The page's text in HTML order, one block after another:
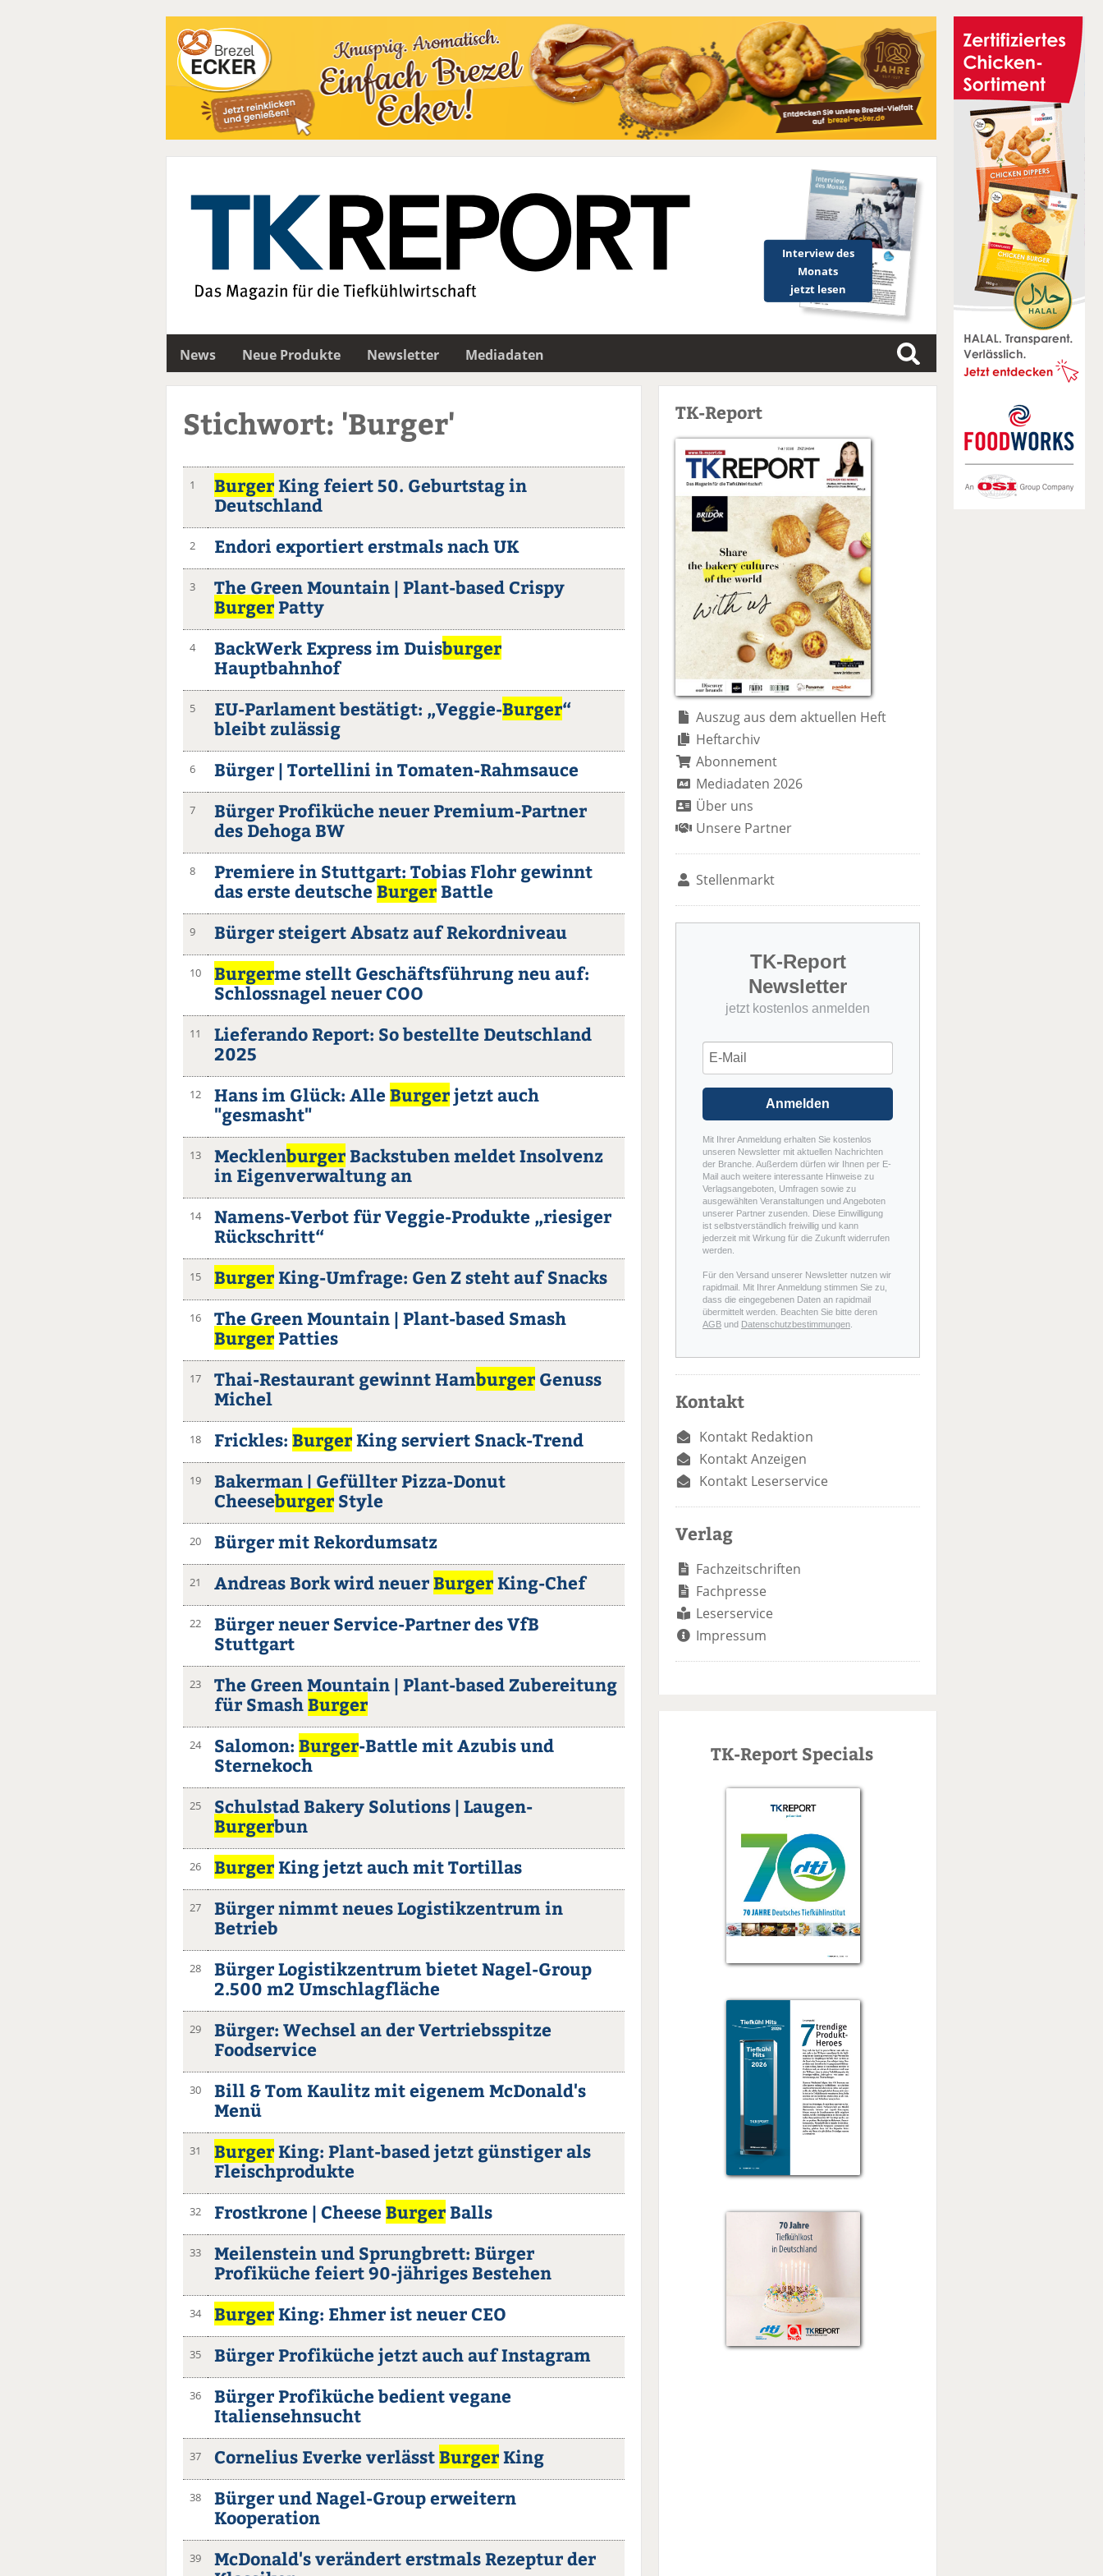
Interview des
Monats
jetzt lesen
News Neue Produkte Newsletter
Mediadaten
S
u
Stichwort: 'Burger'
1 BurgerKing feiert 50. Geburtstag in
Deutschland
2 Endori exportiert erstmals nach UK
3
The Green Mountain | Plant-based Crispy
BurgerPatty
4 BackWerk Express im Duisburger
Hauptbahnhof
5 EU-Parlament bestätigt: „Veggie-Burger“
bleibt zulässig
6 Bürger | Tortellini in Tomaten-Rahmsauce
7
Bürger Profiküche neuer Premium-Partner
des Dehoga BW
8
Premiere in Stuttgart: Tobias Flohr gewinnt
das erste deutscheBurgerBattle
9 Bürger steigert Absatz auf Rekordniveau
10 Burgerme stellt Geschäftsführung neu auf:
Schlossnagel neuer COO
11
Lieferando Report: So bestellte Deutschland
2025
12 Hans im Glück: AlleBurgerjetzt auch
"gesmasht"
13 MecklenburgerBackstuben meldet Insolvenz
in Eigenverwaltung an
14
Namens-Verbot für Veggie-Produkte „riesiger
Rückschritt“
15 BurgerKing-Umfrage: Gen Z steht auf Snacks
16
The Green Mountain | Plant-based Smash
BurgerPatties
17 Thai-Restaurant gewinnt Hamburger Genuss
Michel
18 Frickles: BurgerKing serviert Snack-Trend
19
Bakerman | Gefüllter Pizza-Donut
Cheeseburger Style
20 Bürger mit Rekordumsatz
21 Andreas Bork wird neuerBurgerKing-Chef
22
Bürger neuer Service-Partner des VfB
Stuttgart
23
The Green Mountain | Plant-based Zubereitung
für SmashBurger
24 Salomon: Burger-Battle mit Azubis und
Sternekoch
25
Schulstad Bakery Solutions | Laugen-
Burgerbun
26 BurgerKing jetzt auch mit Tortillas
27
Bürger nimmt neues Logistikzentrum in
Betrieb
28
Bürger Logistikzentrum bietet Nagel-Group
2.500 m2 Umschlagfläche
29
Bürger: Wechsel an der Vertriebsspitze
Foodservice
30
Bill & Tom Kaulitz mit eigenem McDonald's
Menü
31 BurgerKing: Plant-based jetzt günstiger als
Fleischprodukte
32 Frostkrone | CheeseBurgerBalls
33
Meilenstein und Sprungbrett: Bürger
Profiküche feiert 90-jähriges Bestehen
34 BurgerKing: Ehmer ist neuer CEO
35 Bürger Profiküche jetzt auch auf Instagram
36
Bürger Profiküche bedient vegane
Italiensehnsucht
37 Cornelius Everke verlässtBurgerKing
38
Bürger und Nagel-Group erweitern
Kooperation
39
McDonald's verändert erstmals Rezeptur der
TK-Report
Auszug aus dem aktuellen Heft
Heftarchiv
Abonnement
Mediadaten 2026
Über uns
Unsere Partner
Stellenmarkt
TK-Report
Newsletter
jetzt kostenlos anmelden
Anmelden
Mit Ihrer Anmeldung erhalten Sie kostenlos
unseren Newsletter mit aktuellen Nachrichten
der Branche. Außerdem dürfen wir Ihnen per E-
Mail auch weitere interessante Hinweise zu
Verlagsangeboten, Umfragen sowie zu
ausgewählten Veranstaltungen und Angeboten
unserer Partner zusenden. Diese Einwilligung
ist selbstverständlich freiwillig und kann
jederzeit mit Wirkung für die Zukunft widerrufen
werden.
Für den Versand unserer Newsletter nutzen wir
rapidmail. Mit Ihrer Anmeldung stimmen Sie zu,
dass die eingegebenen Daten an rapidmail
übermittelt werden. Beachten Sie bitte deren
AGB und Datenschutzbestimmungen
Kontakt
Kontakt Redaktion
Kontakt Anzeigen
Kontakt Leserservice
Verlag
Fachzeitschriften
Fachpresse
Leserservice
Impressum
TK-Report Specials